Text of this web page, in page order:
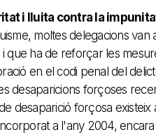
i lluita contra la
moltes delegacions
que ha de reforçar les
en el codi penal del
desaparicions forçoses
desaparició forçosa
a l'any 2004,